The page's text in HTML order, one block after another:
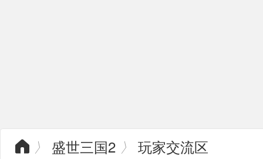
 〉 盛世三国2 〉 玩家交流区